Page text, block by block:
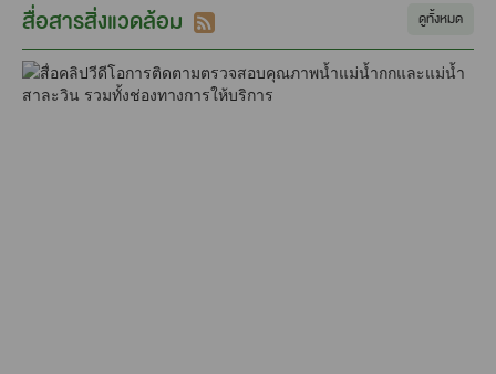
สื่อสารสิ่งแวดล้อม ดูทั้งหมด